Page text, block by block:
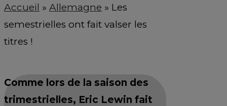
Accueil » Allemagne » Les
semestrielles ont fait valser les
titres !
Comme lors de la saison des
trimestrielles, Eric Lewin fait